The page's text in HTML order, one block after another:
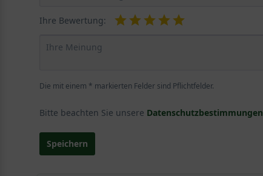
Ihre Bewertung:
Die mit einem * markierten Felder sind Pflichtfelder.
Bitte beachten Sie unsere Datenschutzbestimmungen
Speichern